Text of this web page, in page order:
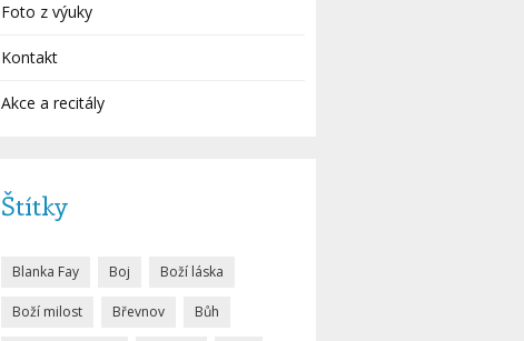
Foto z výuky
Kontakt
Akce a recitály
Štítky
Blanka Fay Boj Boží láska
Boží milost Břevnov Bůh